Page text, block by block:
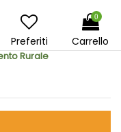
Preferiti
0
Carrello
Rurale